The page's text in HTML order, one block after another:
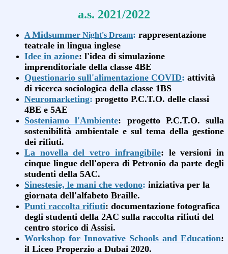
a.s. 2021/2022
A Midsummer Night's Dream: rappresentazione
teatrale in lingua inglese
Idee in azione: l'idea di simulazione
imprenditoriale della classe 4BE
Questionario sull'alimentazione COVID: attività
di ricerca sociologica della classe 1BS
Neuromarketing: progetto P.C.T.O. delle classi
4BE e 5AE
Sosteniamo l'Ambiente: progetto P.C.T.O. sulla
sostenibilità ambientale e sul tema della gestione
dei rifiuti.
La novella del vetro infrangibile: le versioni in
cinque lingue dell'opera di Petronio da parte degli
studenti della 5AC.
Sinestesie, le mani che vedono: iniziativa per la
giornata dell'alfabeto Braille.
Punti raccolta rifiuti: documentazione fotografica
degli studenti della 2AC sulla raccolta rifiuti del
centro storico di Assisi.
Workshop for Innovative Schools and Education:
il Liceo Properzio a Dubai 2020.